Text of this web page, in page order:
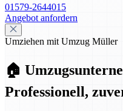
01579-2644015
Angebot anfordern
Umziehen mit Umzug Müller
🏠
Professionell,